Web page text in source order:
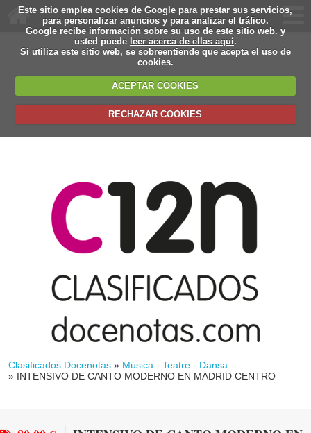
Este sitio emplea cookies de Google para prestar sus servicios,
para personalizar anuncios y para analizar el tráfico.
Google recibe información sobre su uso de este sitio web. y
usted puede leer acerca de ellas aquí.
Si utiliza este sitio web, se sobreentiende que acepta el uso de
cookies.
ACEPTAR COOKIES
RECHAZAR COOKIES
Clasificados Docenotas » Música - Teatre - Dansa
» INTENSIVO DE CANTO MODERNO EN MADRID CENTRO